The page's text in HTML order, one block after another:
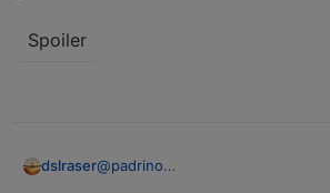
Spoiler
dslraser@padrino